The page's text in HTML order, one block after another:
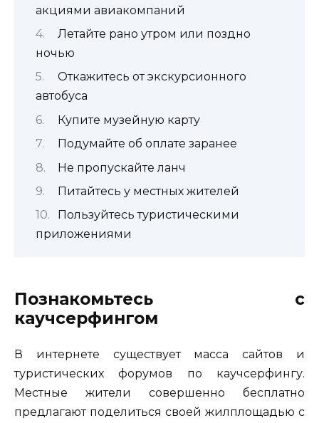
акциями авиакомпаний
Летайте рано утром или поздно
ночью
Откажитесь от экскурсионного
автобуса
Купите музейную карту
Подумайте об оплате заранее
Не пропускайте ланч
Питайтесь у местных жителей
Пользуйтесь туристическими
приложениями
Познакомьтесь с
каучсерфингом
В интернете существует масса сайтов и
туристических форумов по каучсерфингу.
Местные жители совершенно бесплатно
предлагают поделиться своей жилплощадью с